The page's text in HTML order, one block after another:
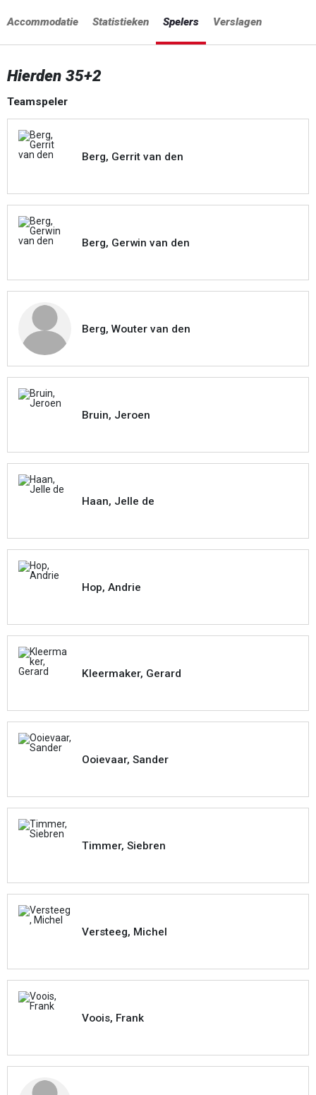
Accommodatie Statistieken Spelers Verslagen
Hierden 35+2
Teamspeler
Berg, Gerrit van den
Berg, Gerwin van den
Berg, Wouter van den
Bruin, Jeroen
Haan, Jelle de
Hop, Andrie
Kleermaker, Gerard
Ooievaar, Sander
Timmer, Siebren
Versteeg, Michel
Voois, Frank